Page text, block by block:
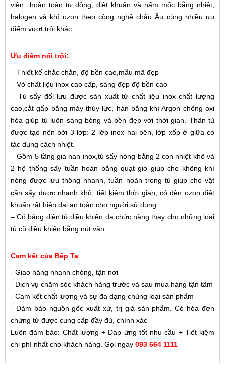
viện...hoàn toàn tự động, diệt khuẩn và nấm mốc bằng nhiệt,
halogen và khí ozon theo công nghệ châu Âu cùng nhiều ưu
điểm vượt trội khác.
Ưu điểm nổi trội:
– Thiết kế chắc chắn, độ bền cao,mẫu mã đẹp
– Vỏ chất liệu inox cao cấp, sáng đẹp độ bền cao
– Tủ sấy đối lưu được sản xuất từ chất liệu inox chất lượng
cao,cắt gấp bằng máy thủy lực, hàn bằng khí Argon chống oxi
hóa giúp tủ luôn sáng bóng và bền đẹp với thời gian. Thân tủ
được tạo nên bởi 3 lớp: 2 lớp inox hai bên, lớp xốp ở giữa có
tác dụng cách nhiệt.
– Gồm 5 tầng giá nan inox,tủ sấy nóng bằng 2 con nhiệt khô và
2 hệ thống sấy tuần hoàn bằng quạt gió giúp cho không khí
nóng được lưu thông nhanh, tuần hoàn trong tủ giúp cho vật
cần sấy được nhanh khô, tiết kiệm thời gian, có đèn ozon diệt
khuẩn rất hiện đại an toàn cho người sử dụng.
– Có bảng điện tử điều khiển đa chức năng thay cho những loại
tủ cũ điều khiển bằng nút vặn.
Cam kết của Bếp Ta
- Giao hàng nhanh chóng, tận nơi
- Dịch vụ chăm sóc khách hàng trước và sau mua hàng tận tâm
- Cam kết chất lượng và sự đa dạng chủng loại sản phẩm
- Đảm bảo nguồn gốc xuất xứ, trị giá sản phẩm. Có hóa đơn
chứng từ được cung cấp đầy đủ, chính xác
Luôn đảm bảo: Chất lượng + Đáp ứng tốt nhu cầu + Tiết kiệm
chi phí nhất cho khách hàng. Gọi ngay 093 664 1111